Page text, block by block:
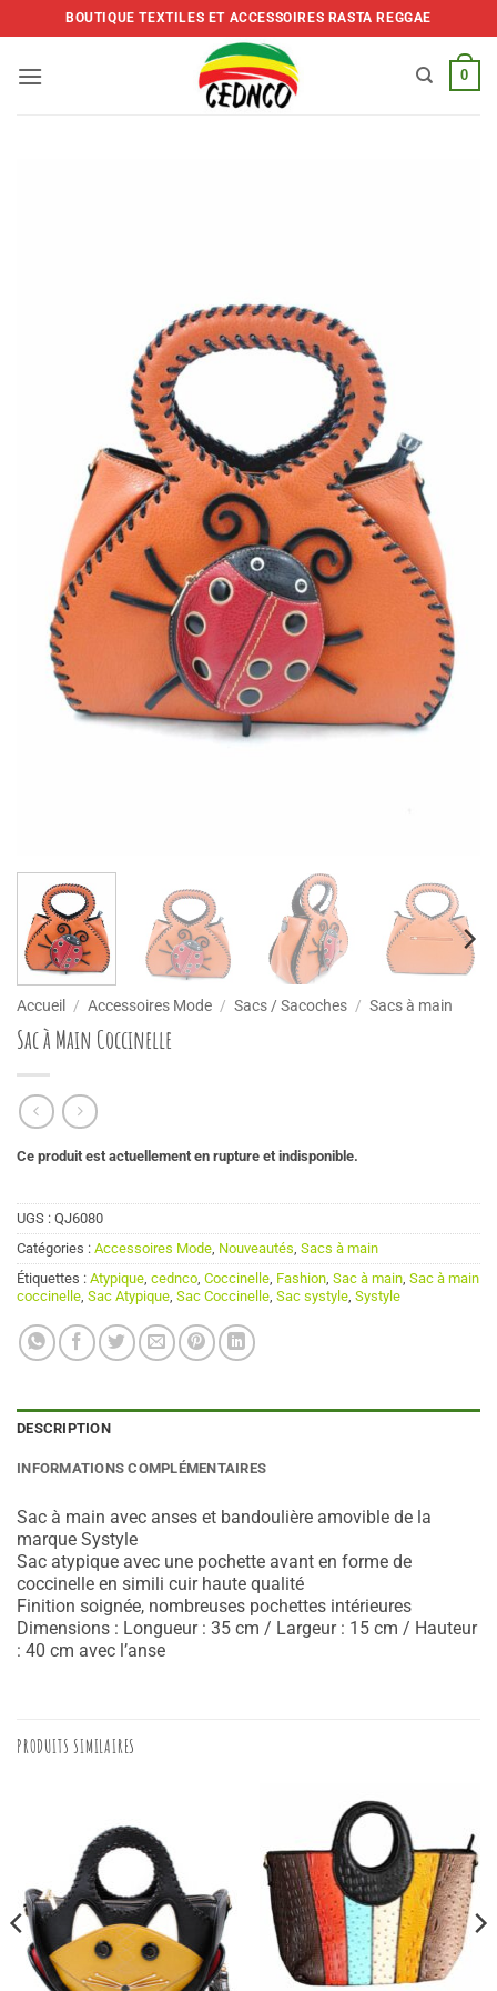
to
BOUTIQUE TEXTILES ET ACCESSOIRES RASTA REGGAE
0
Accueil / Accessoires Mode / Sacs / Sacoches / Sacs à main
Sac à Main Coccinelle
Ce produit est actuellement en rupture et indisponible.
UGS : QJ6080
Catégories : Accessoires Mode Nouveautés Sacs à main
Étiquettes : Atypique cednco Coccinelle Fashion Sac à main Sac à main
coccinelle Sac Atypique Sac Coccinelle Sac systyle Systyle
DESCRIPTION
INFORMATIONS COMPLÉMENTAIRES
Sac à main avec anses et bandoulière amovible de la
marque Systyle
Sac atypique avec une pochette avant en forme de
coccinelle en simili cuir haute qualité
Finition soignée, nombreuses pochettes intérieures
Dimensions : Longueur : 35 cm / Largeur : 15 cm / Hauteur
: 40 cm avec l’anse
PRODUITS SIMILAIRES